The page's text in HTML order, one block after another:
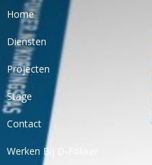
Home
Diensten
Projecten
Stage
Contact
Werken Bij D-Fokker